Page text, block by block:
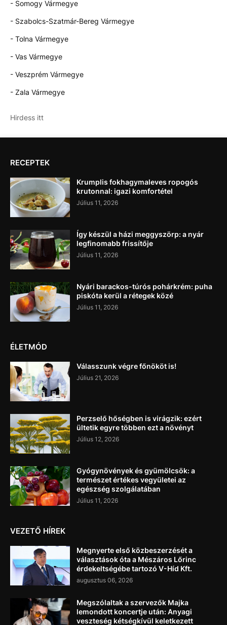
- Somogy Vármegye
- Szabolcs-Szatmár-Bereg Vármegye
- Tolna Vármegye
- Vas Vármegye
- Veszprém Vármegye
- Zala Vármegye
Hirdess itt
RECEPTEK
Krumplis fokhagymaleves ropogós
krutonnal: igazi komfortétel
Július 11, 2026
Így készül a házi meggyszörp: a nyár
legfinomabb frissítője
Július 11, 2026
Nyári barackos-túrós pohárkrém: puha
piskóta kerül a rétegek közé
Július 11, 2026
ÉLETMÓD
Válasszunk végre főnököt is!
Július 21, 2026
Perzselő hőségben is virágzik: ezért
ültetik egyre többen ezt a növényt
Július 12, 2026
Gyógynövények és gyümölcsök: a
természet értékes vegyületei az
egészség szolgálatában
Július 11, 2026
VEZETŐ HÍREK
Megnyerte első közbeszerzését a
választások óta a Mészáros Lőrinc
érdekeltségébe tartozó V-Híd Kft.
augusztus 06, 2026
Megszólaltak a szervezők Majka
lemondott koncertje után: Anyagi
veszteség kétségkívül keletkezett